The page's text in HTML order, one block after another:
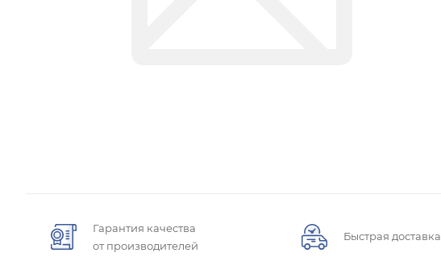
Гарантия качества
от производителей
Быстрая доставка